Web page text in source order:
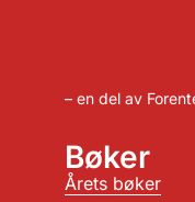
– en del av
Bøker
Årets bøker